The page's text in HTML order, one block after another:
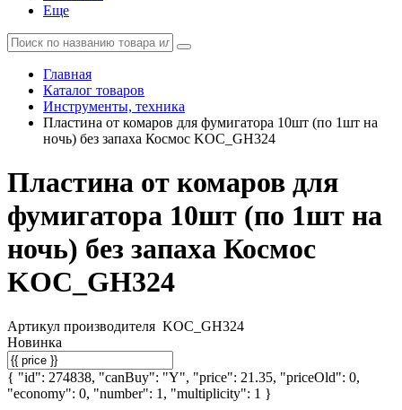
Еще
Главная
Каталог товаров
Инструменты, техника
Пластина от комаров для фумигатора 10шт (по 1шт на
ночь) без запаха Космос KOC_GH324
Пластина от комаров для
фумигатора 10шт (по 1шт на
ночь) без запаха Космос
KOC_GH324
Артикул производителя KOC_GH324
Новинка
{ "id": 274838, "canBuy": "Y", "price": 21.35, "priceOld": 0,
"economy": 0, "number": 1, "multiplicity": 1 }